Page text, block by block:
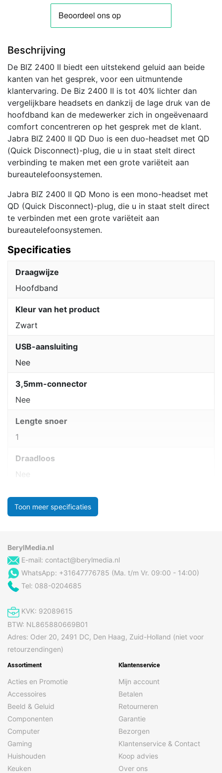
Beschrijving
De BIZ 2400 II biedt een uitstekend geluid aan beide
kanten van het gesprek, voor een uitmuntende
klantervaring. De Biz 2400 II is tot 40% lichter dan
vergelijkbare headsets en dankzij de lage druk van de
hoofdband kan de medewerker zich in ongeëvenaard
comfort concentreren op het gesprek met de klant.
Jabra BIZ 2400 II QD Duo is een duo-headset met QD
(Quick Disconnect)-plug, die u in staat stelt direct
verbinding te maken met een grote variëteit aan
bureautelefoonsystemen.
Jabra BIZ 2400 II QD Mono is een mono-headset met
QD (Quick Disconnect)-plug, die u in staat stelt direct
te verbinden met een grote variëteit aan
bureautelefoonsystemen.
Specificaties
Draagwijze
Hoofdband
Kleur van het product
Zwart
USB-aansluiting
Nee
3,5mm-connector
Nee
Lengte snoer
1
Draadloos
Nee
Toon meer specificaties
BerylMedia.nl
E-mail: contact@berylmedia.nl
WhatsApp: +31647776785 (Ma. t/m Vr. 09:00 - 14:00)
Tel: 088-0204685
KVK: 92089615
BTW: NL865880669B01
Adres: Oder 20, 2491 DC, Den Haag, Zuid-Holland (niet voor
retourzendingen)
Assortiment
Acties en Promotie
Accessoires
Beeld & Geluid
Componenten
Computer
Gaming
Huishouden
Keuken
Klantenservice
Mijn account
Betalen
Retourneren
Garantie
Bezorgen
Klantenservice & Contact
Koop advies
Over ons